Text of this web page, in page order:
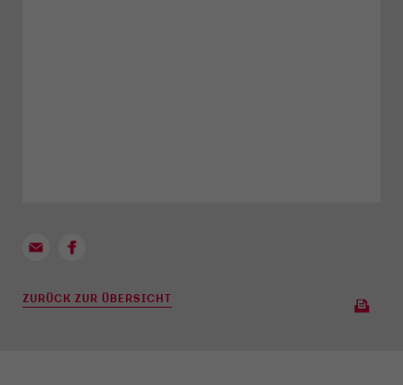
ZURÜCK ZUR ÜBERSICHT